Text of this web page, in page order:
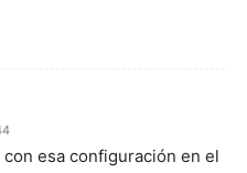
esa configuración en el